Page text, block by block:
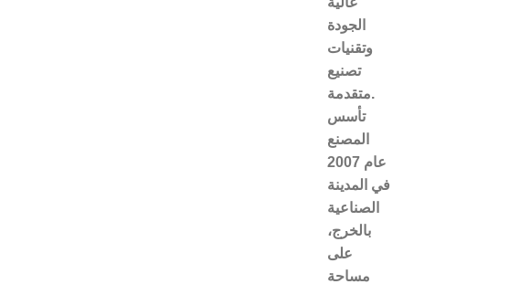
الجودة
وتقنيات
تصنيع
متقدمة.
تأسس
المصنع
عام 2007
في المدينة
الصناعية
بالخرج،
على
مساحة